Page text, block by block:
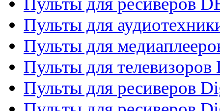
Пульты для
Пульты для
Пульты для телевизоров
Пульты для ресиверов